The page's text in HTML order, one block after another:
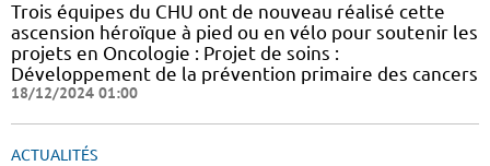
​​​Trois équipes du CHU ont de nouveau réalisé cette
ascension héroïque à pied ou en vélo pour soutenir les
projets en Oncologie : Projet de soins :
Développement de la prévention primaire des cancers
18/12/2024 01:00
ACTUALITÉS